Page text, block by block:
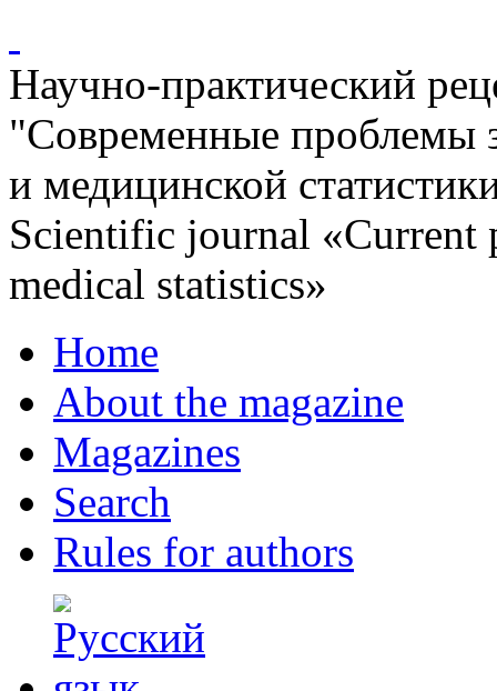
Научно-практический
"Современные проблемы
и медицинской
Scientific journal «Current
medical statistics»
Home
About the magazine
Magazines
Search
Rules for authors